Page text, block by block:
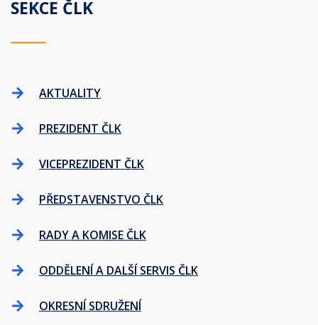
SEKCE ČLK
AKTUALITY
PREZIDENT ČLK
VICEPREZIDENT ČLK
PŘEDSTAVENSTVO ČLK
RADY A KOMISE ČLK
ODDĚLENÍ A DALŠÍ SERVIS ČLK
OKRESNÍ SDRUŽENÍ